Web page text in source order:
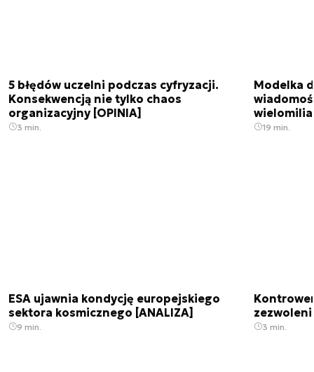
5 błędów uczelni podczas cyfryzacji.
Konsekwencją nie tylko chaos
organizacyjny [OPINIA]
3 min.
Modelka
19 min.
ESA ujawnia kondycję europejskiego
sektora kosmicznego [ANALIZA]
9 min. 3 min.